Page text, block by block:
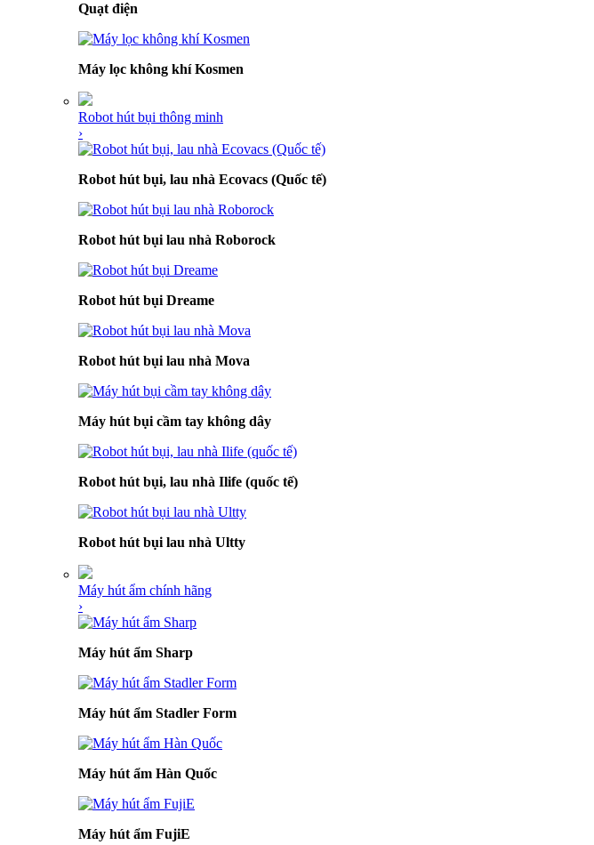
Quạt điện
Máy lọc không khí Kosmen
Robot hút bụi thông minh
›
Robot hút bụi, lau nhà Ecovacs (Quốc tế)
Robot hút bụi lau nhà Roborock
Robot hút bụi Dreame
Robot hút bụi lau nhà Mova
Máy hút bụi cầm tay không dây
Robot hút bụi, lau nhà Ilife (quốc tế)
Robot hút bụi lau nhà Ultty
Máy hút ẩm chính hãng
›
Máy hút ẩm Sharp
Máy hút ẩm Stadler Form
Máy hút ẩm Hàn Quốc
Máy hút ẩm FujiE